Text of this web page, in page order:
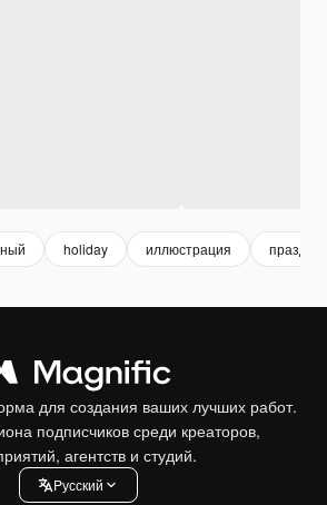
holiday иллюстрация праздник
для создания ваших лучших работ.
подписчиков среди креаторов,
агентств и студий.
Pусский